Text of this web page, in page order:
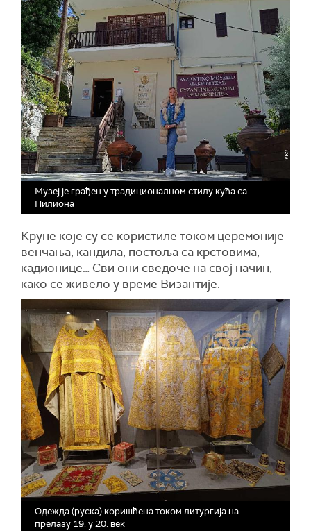
Музеј је грађен у традиционалном стилу кућа са
Пилиона
Круне које су се користиле током церемоније
венчања, кандила, постоља са крстовима,
кадионице… Сви они сведоче на свој начин,
како се живело у време Византије.
Одежда (руска) коришћена током литургија на
прелазу 19. у 20. век